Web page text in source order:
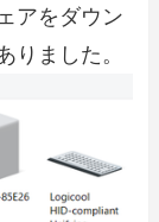
アをダウン
りました。